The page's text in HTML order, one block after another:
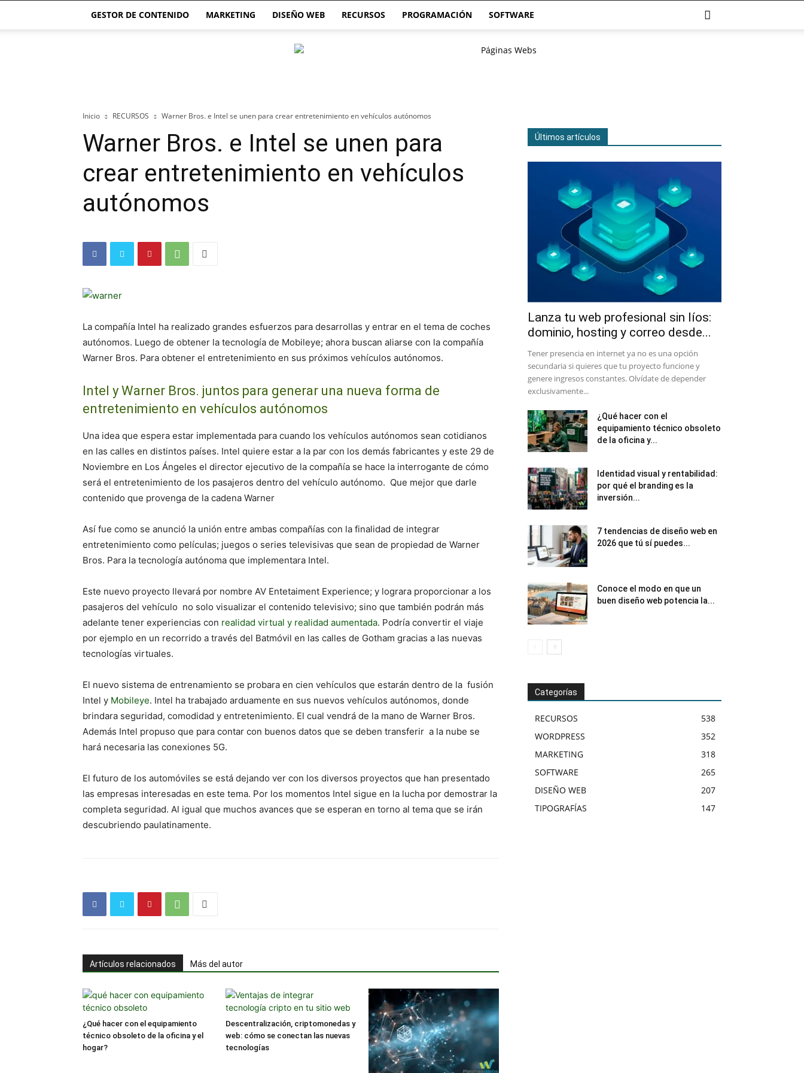
GESTOR DE CONTENIDO MARKETING DISEÑO WEB RECURSOS PROGRAMACIÓN SOFTWARE
Webs
Inicio RECURSOS Warner Bros. e Intel se unen para crear entretenimiento en vehículos autónomos
Warner Bros. e Intel se unen para
crear entretenimiento en vehículos
autónomos
La compañía Intel ha realizado grandes esfuerzos para desarrollas y entrar en el tema de coches
autónomos. Luego de obtener la tecnología de Mobileye; ahora buscan aliarse con la compañía
Warner Bros. Para obtener el entretenimiento en sus próximos vehículos autónomos.
Intel y Warner Bros. juntos para generar una nueva forma de
entretenimiento en vehículos autónomos
Una idea que espera estar implementada para cuando los vehículos autónomos sean cotidianos
en las calles en distintos países. Intel quiere estar a la par con los demás fabricantes y este 29 de
Noviembre en Los Ángeles el director ejecutivo de la compañía se hace la interrogante de cómo
será el entretenimiento de los pasajeros dentro del vehículo autónomo. Que mejor que darle
contenido que provenga de la cadena Warner
Así fue como se anunció la unión entre ambas compañías con la finalidad de integrar
entretenimiento como películas; juegos o series televisivas que sean de propiedad de Warner
Bros. Para la tecnología autónoma que implementara Intel.
Este nuevo proyecto llevará por nombre AV Entetaiment Experience; y lograra proporcionar a los
pasajeros del vehículo no solo visualizar el contenido televisivo; sino que también podrán más
adelante tener experiencias con realidad virtual y realidad aumentada. Podría convertir el viaje
por ejemplo en un recorrido a través del Batmóvil en las calles de Gotham gracias a las nuevas
tecnologías virtuales.
El nuevo sistema de entrenamiento se probara en cien vehículos que estarán dentro de la fusión
Intel y Mobileye. Intel ha trabajado arduamente en sus nuevos vehículos autónomos, donde
brindara seguridad, comodidad y entretenimiento. El cual vendrá de la mano de Warner Bros.
Además Intel propuso que para contar con buenos datos que se deben transferir a la nube se
hará necesaria las conexiones 5G.
El futuro de los automóviles se está dejando ver con los diversos proyectos que han presentado
las empresas interesadas en este tema. Por los momentos Intel sigue en la lucha por demostrar la
completa seguridad. Al igual que muchos avances que se esperan en torno al tema que se irán
descubriendo paulatinamente.
Artículos relacionados Más del autor
¿Qué hacer con el equipamiento
técnico obsoleto de la oficina y el
hogar?
Descentralización, criptomonedas y
web: cómo se conectan las nuevas
tecnologías
Últimos artículos
Lanza tu web profesional sin líos:
dominio, hosting y correo desde...
​Tener presencia en internet ya no es una opción
secundaria si quieres que tu proyecto funcione y
genere ingresos constantes. Olvídate de depender
exclusivamente...
¿Qué hacer con el
equipamiento técnico obsoleto
de la oficina y...
Identidad visual y rentabilidad:
por qué el branding es la
inversión...
7 tendencias de diseño web en
2026 que tú sí puedes...
Conoce el modo en que un
buen diseño web potencia la...
Categorías
RECURSOS
538
WORDPRESS
352
MARKETING
318
SOFTWARE
265
DISEÑO WEB
207
TIPOGRAFÍAS
147